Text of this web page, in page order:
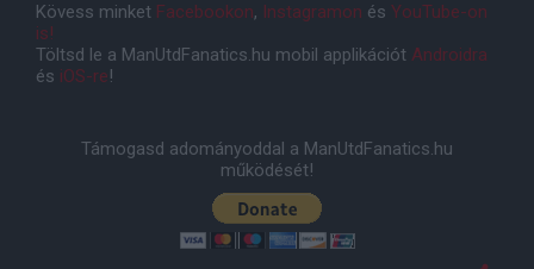
Kövess minket Facebookon, Instagramon és YouTube-on
is!
Töltsd le a ManUtdFanatics.hu mobil applikációt Androidra
és iOS-re!
Támogasd adományoddal a ManUtdFanatics.hu
működését!